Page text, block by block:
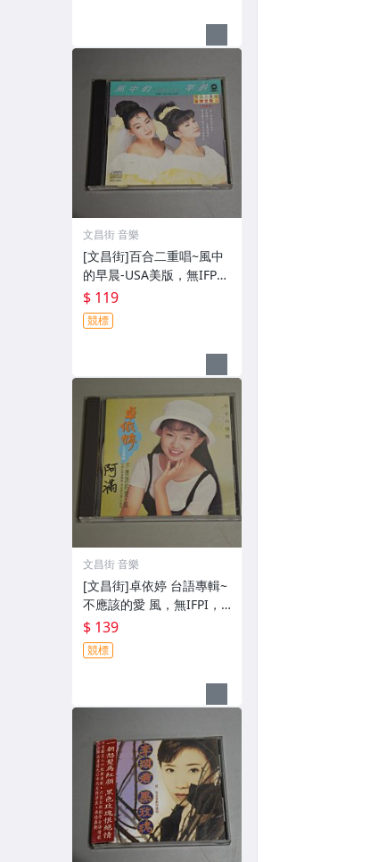
文昌街 音樂
[文昌街]百合二重唱~風中
的早晨-USA美版，無IFP
I，CD
$ 119
競標
文昌街 音樂
[文昌街]卓依婷 台語專輯~
不應該的愛 風，無IFPI，C
D
$ 139
競標